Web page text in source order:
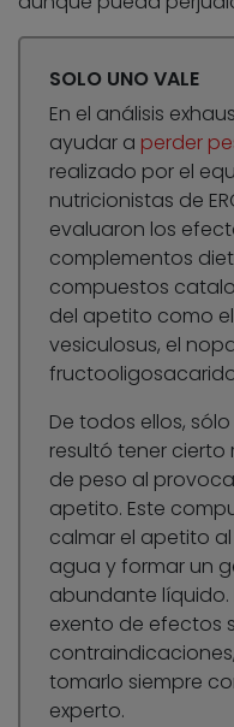
SOLO UNO VALE
En el análisis
ayudar a perder
realizado por el
nutricionistas de
evaluaron los
complementos
compuestos
del apetito como
vesiculosus, el
De todos ellos,
resultó tener
de peso al
apetito. Este
calmar el apetito
agua y formar un
abundante
exento de efectos
tomarlo siempre
experto.